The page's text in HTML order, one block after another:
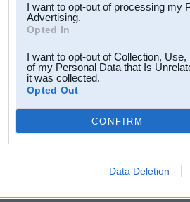
I want to opt-out of processing my
Advertising.
Opted In
I want to opt-out of Collection,
of my Personal Data that Is
it was collected.
Opted Out
CONFIRM
Data Deletion